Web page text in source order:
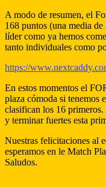
A modo de resumen, el
168 puntos (una media
líder como ya hemos
tanto individuales como
https://
En estos momentos el
plaza cómoda si tenemos
clasifican los 16
y terminar fuertes esta
Nuestras felicitaciones al
esperamos en le Match
Saludos.